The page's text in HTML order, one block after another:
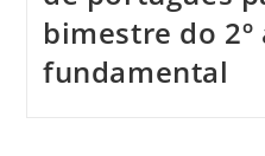
bimestre do
fundamental